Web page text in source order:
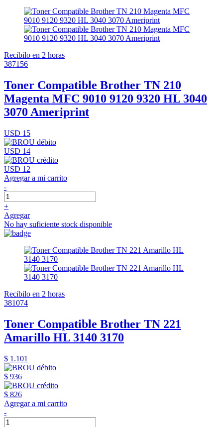
Recibilo en 2 horas
387156
Toner Compatible Brother TN 210
Magenta MFC 9010 9120 9320 HL 3040
3070 Ameriprint
USD 15
USD 14
USD 12
Agregar a mi carrito
-
+
Agregar
No hay suficiente stock disponible
Recibilo en 2 horas
381074
Toner Compatible Brother TN 221
Amarillo HL 3140 3170
$ 1.101
$ 936
$ 826
Agregar a mi carrito
-